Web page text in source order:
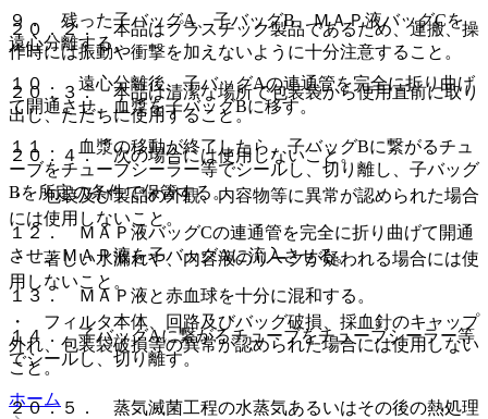
９． 残った子バッグA、子バッグB、ＭＡＰ液バッグCを
遠心分離する。
１０． 遠心分離後、子バッグAの連通管を完全に折り曲げ
て開通させ、血漿を子バッグBに移す。
１１． 血漿の移動が終了したら、子バッグBに繋がるチュ
ーブをチューブシーラー等でシールし、切り離し、子バッグ
Bを所定の条件で保管する。
１２． ＭＡＰ液バッグCの連通管を完全に折り曲げて開通
させ、ＭＡＰ液を子バッグAに流入させる。
１３． ＭＡＰ液と赤血球を十分に混和する。
１４． 子バッグAに繋がるチューブをチューブシーラー等
でシールし、切り離す。
ホーム
２０．２． 本品はプラスチック製品であるため、運搬、操
作時には振動や衝撃を加えないように十分注意すること。
２０．３． 本品は清潔な場所で包装袋から使用直前に取り
出し、ただちに使用すること。
２０．４． 次の場合には使用しないこと。
・ 包装及び製品の外観、内容物等に異常が認められた場合
には使用しないこと。
・ 著しい水漏れや、内容液のリークが疑われる場合には使
用しないこと。
・ フィルタ本体、回路及びバッグ破損、採血針のキャップ
外れ、包装袋破損等の異常が認められた場合には使用しない
こと。
２０．５． 蒸気滅菌工程の水蒸気あるいはその後の熱処理